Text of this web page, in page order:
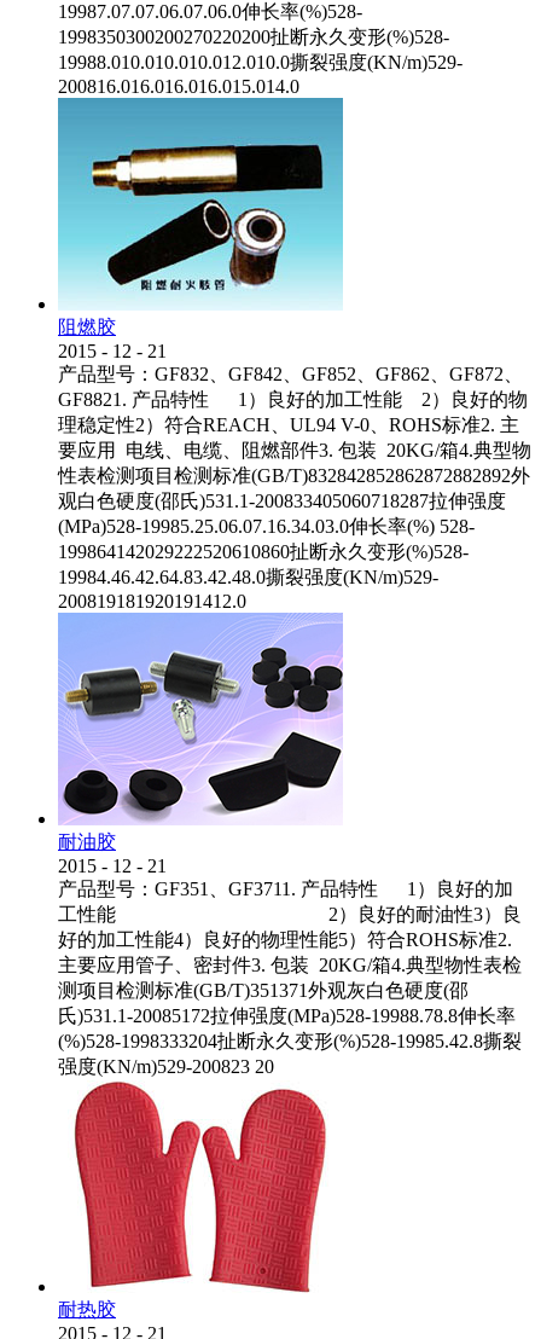
19987.07.07.06.07.06.0伸长率(%)528-
1998350300200270220200扯断永久变形(%)528-
19988.010.010.010.012.010.0撕裂强度(KN/m)529-
200816.016.016.016.015.014.0
阻燃胶
2015 - 12 - 21
产品型号：GF832、GF842、GF852、GF862、GF872、
GF8821. 产品特性 1）良好的加工性能 2）良好的物
理稳定性2）符合REACH、UL94 V-0、ROHS标准2. 主
要应用 电线、电缆、阻燃部件3. 包装 20KG/箱4.典型物
性表检测项目检测标准(GB/T)832842852862872882892外
观白色硬度(邵氏)531.1-200833405060718287拉伸强度
(MPa)528-19985.25.06.07.16.34.03.0伸长率(%) 528-
199864142029222520610860扯断永久变形(%)528-
19984.46.42.64.83.42.48.0撕裂强度(KN/m)529-
200819181920191412.0
耐油胶
2015 - 12 - 21
产品型号：GF351、GF3711. 产品特性 1）良好的加
工性能 2）良好的耐油性3）良
好的加工性能4）良好的物理性能5）符合ROHS标准2.
主要应用管子、密封件3. 包装 20KG/箱4.典型物性表检
测项目检测标准(GB/T)351371外观灰白色硬度(邵
氏)531.1-20085172拉伸强度(MPa)528-19988.78.8伸长率
(%)528-1998333204扯断永久变形(%)528-19985.42.8撕裂
强度(KN/m)529-200823 20
耐热胶
2015 - 12 - 21